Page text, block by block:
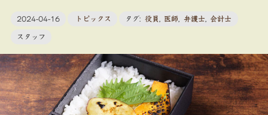
2024-04-16 トピックス タグ: 役員 医師 弁護士 会計士
スタッフ